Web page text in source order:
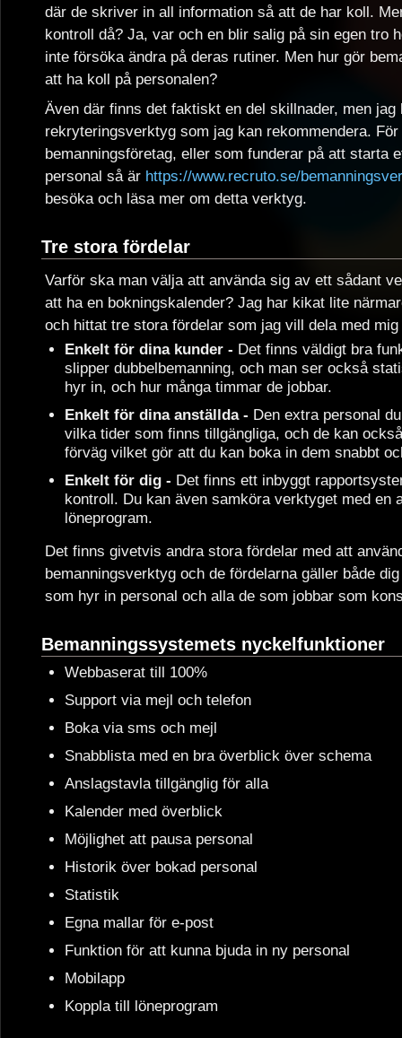
där de skriver in all information så att de har koll.
kontroll då? Ja, var och en blir salig på sin egen tro
inte försöka ändra på deras rutiner. Men hur gör
att ha koll på personalen?
Även där finns det faktiskt en del skillnader, men jag
rekryteringsverktyg som jag kan rekommendera.
bemanningsföretag, eller som funderar på att starta
personal så är https://www.recruto.se/
besöka och läsa mer om detta verktyg.
Tre stora fördelar
Varför ska man välja att använda sig av ett sådant
att ha en bokningskalender? Jag har kikat lite
och hittat tre stora fördelar som jag vill dela med
Enkelt för dina kunder - Det finns väldigt bra
slipper dubbelbemanning, och man ser också
hyr in, och hur många timmar de jobbar.
Enkelt för dina anställda - Den extra personal
vilka tider som finns tillgängliga, och de kan
förväg vilket gör att du kan boka in dem snabbt
Enkelt för dig - Det finns ett inbyggt
kontroll. Du kan även samköra verktyget med en
löneprogram.
Det finns givetvis andra stora fördelar med att
bemanningsverktyg och de fördelarna gäller både
som hyr in personal och alla de som jobbar som
Bemanningssystemets nyckelfunktioner
Webbaserat till 100%
Support via mejl och telefon
Boka via sms och mejl
Snabblista med en bra överblick över schema
Anslagstavla tillgänglig för alla
Kalender med överblick
Möjlighet att pausa personal
Historik över bokad personal
Statistik
Egna mallar för e-post
Funktion för att kunna bjuda in ny personal
Mobilapp
Koppla till löneprogram